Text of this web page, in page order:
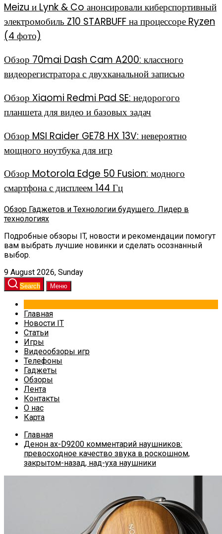
Meizu и Lynk & Co анонсировали киберспортивный
электромобиль Z10 STARBUFF на процессоре Ryzen
(4 фото)
Обзор 70mai Dash Cam A200: классного
видеорегистратора с двухканальной записью
Обзор Xiaomi Redmi Pad SE: недорогого
планшета для видео и базовых задач
Обзор MSI Raider GE78 HX 13V: невероятно
мощного ноутбука для игр
Обзор Motorola Edge 50 Fusion: модного
смартфона с дисплеем 144 Гц
Обзор Гаджетов и Технологии будущего. Лидер в
технологиях
Подробные обзоры IT, новости и рекомендации помогут
вам выбрать лучшие новинки и сделать осознанный
выбор.
9 August 2026, Sunday
Search Меню
Главная
Новости IT
Статьи
Игры
Видеообзоры игр
Телефоны
Гаджеты
Обзоры
Лента
Контакты
О нас
Карта
Главная
Денон ах-D9200 комментарий наушников:
превосходное качество звука в роскошном,
закрытом-назад, над-уха наушники